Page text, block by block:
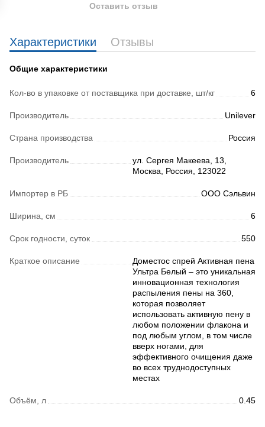
Характеристики Отзывы
Общие характеристики
Кол-во в упаковке от поставщика при доставке, шт/кг 6
Производитель Unilever
Страна производства Россия
Производитель
ул. Сергея Макеева, 13,
Москва, Россия, 123022
Импортер в РБ ООО Сэльвин
Ширина, см 6
Срок годности, суток 550
Краткое описание
Доместос спрей Активная пена
Ультра Белый – это уникальная
инновационная технология
распыления пены на 360,
которая позволяет
использовать активную пену в
любом положении флакона и
под любым углом, в том числе
вверх ногами, для
эффективного очищения даже
во всех труднодоступных
местах
Объём, л 0.45
Оставить отзыв